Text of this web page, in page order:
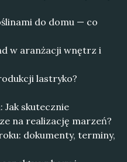
do domu — co
w aranżacji wnętrz i
lastryko?
Jak skutecznie
na realizację marzeń?
dokumenty, terminy,